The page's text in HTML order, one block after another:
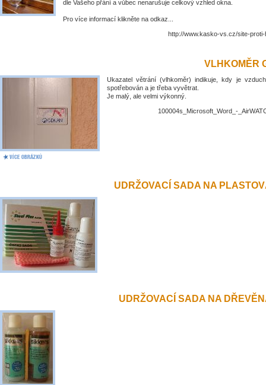
dle Vašeho přání a vůbec nenarušuje celkový vzhled okna.
Pro více informací klikněte na odkaz...
http://www.kasko-vs.cz/site-
VLHKOMĚR
Ukazatel větrání (vlhkoměr) indikuje, kdy je
spotřebován a je třeba vyvětrat.
Je malý, ale velmi výkonný.
100004s_Microsoft_Word_-
UDRŽOVACÍ SADA NA
UDRŽOVACÍ SADA NA